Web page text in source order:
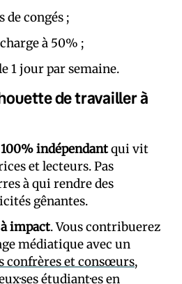
de congés ;
à 50% ;
1 jour par semaine.
de travailler à
indépendantqui vit
et lecteurs. Pas
à qui rendre des
gênantes.
impact. Vous contribuerez
médiatique avec un
confrères et consœurs,
étudiant·es en